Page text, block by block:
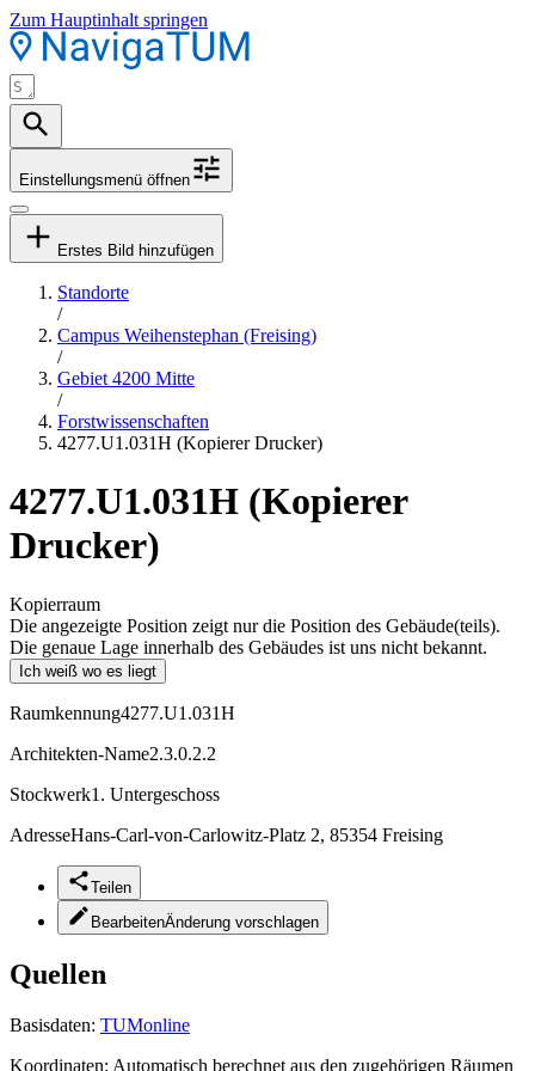
Zum Hauptinhalt springen
Einstellungsmenü öffnen
Erstes Bild hinzufügen
Standorte
/
Campus Weihenstephan (Freising)
/
Gebiet 4200 Mitte
/
Forstwissenschaften
4277.U1.031H (Kopierer Drucker)
4277.U1.031H (Kopierer
Drucker)
Kopierraum
Die angezeigte Position zeigt nur die Position des Gebäude(teils).
Die genaue Lage innerhalb des Gebäudes ist uns nicht bekannt.
Ich weiß wo es liegt
Raumkennung4277.U1.031H
Architekten-Name2.3.0.2.2
Stockwerk1. Untergeschoss
AdresseHans-Carl-von-Carlowitz-Platz 2, 85354 Freising
Teilen
BearbeitenÄnderung vorschlagen
Quellen
Basisdaten: TUMonline
Koordinaten: Automatisch berechnet aus den zugehörigen Räumen